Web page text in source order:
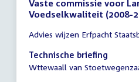
Vaste commissie voor
Voedselkwaliteit (2008-
vergadering
17:00
-
Advies wijzen Erfpacht
Technische briefing
Wttewaall van